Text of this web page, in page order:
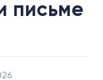
письме